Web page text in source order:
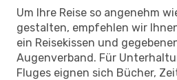
Um Ihre Reise so angenehm
gestalten, empfehlen wir
ein Reisekissen und
Augenverband. Für
Fluges eignen sich Bücher,